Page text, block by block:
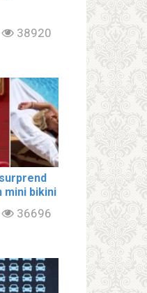
38920
mini bikini
36696